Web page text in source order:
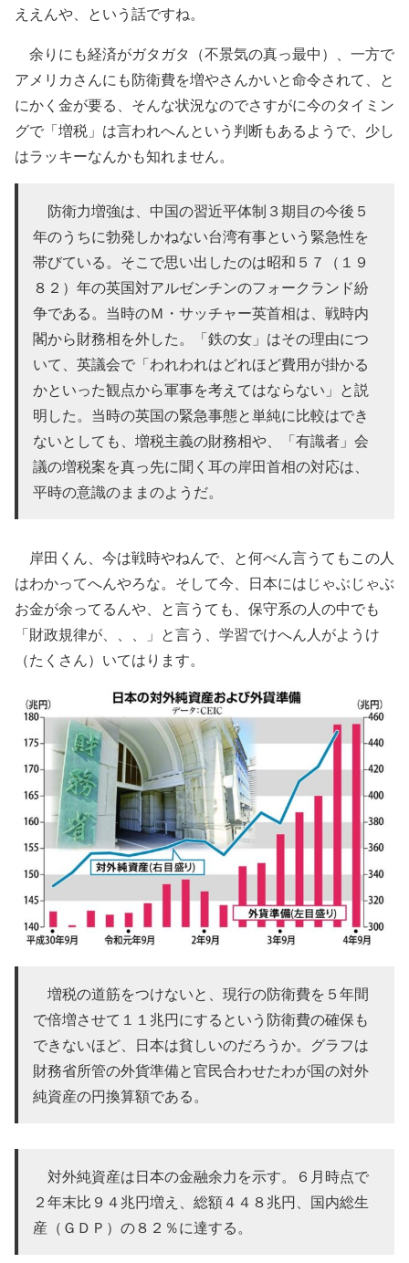
ええんや、という話ですね。
余りにも経済がガタガタ（不景気の真っ最中）、一方で
アメリカさんにも防衛費を増やさんかいと命令されて、と
にかく金が要る、そんな状況なのでさすがに今のタイミン
グで「増税」は言われへんという判断もあるようで、少し
はラッキーなんかも知れません。
防衛力増強は、中国の習近平体制３期目の今後５
年のうちに勃発しかねない台湾有事という緊急性を
帯びている。そこで思い出したのは昭和５７（１９
８２）年の英国対アルゼンチンのフォークランド紛
争である。当時のＭ・サッチャー英首相は、戦時内
閣から財務相を外した。「鉄の女」はその理由につ
いて、英議会で「われわれはどれほど費用が掛かる
かといった観点から軍事を考えてはならない」と説
明した。当時の英国の緊急事態と単純に比較はでき
ないとしても、増税主義の財務相や、「有識者」会
議の増税案を真っ先に聞く耳の岸田首相の対応は、
平時の意識のままのようだ。
岸田くん、今は戦時やねんで、と何べん言うてもこの人
はわかってへんやろな。そして今、日本にはじゃぶじゃぶ
お金が余ってるんや、と言うても、保守系の人の中でも
「財政規律が、、、」と言う、学習でけへん人がようけ
（たくさん）いてはります。
増税の道筋をつけないと、現行の防衛費を５年間
で倍増させて１１兆円にするという防衛費の確保も
できないほど、日本は貧しいのだろうか。グラフは
財務省所管の外貨準備と官民合わせたわが国の対外
純資産の円換算額である。
対外純資産は日本の金融余力を示す。６月時点で
２年末比９４兆円増え、総額４４８兆円、国内総生
産（ＧＤＰ）の８２％に達する。